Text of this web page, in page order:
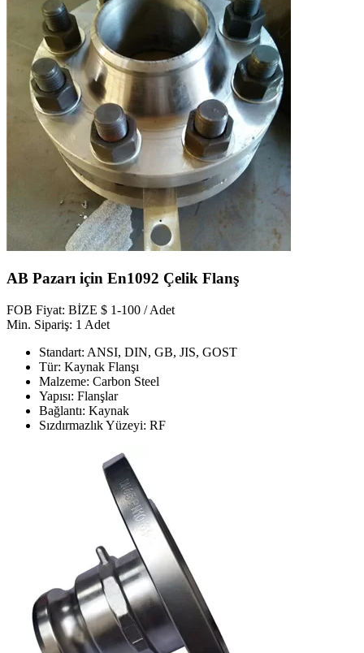
AB Pazarı için En1092 Çelik Flanş
FOB Fiyat: BİZE $ 1-100 / Adet
Min. Sipariş: 1 Adet
Standart: ANSI, DIN, GB, JIS, GOST
Tür: Kaynak Flanşı
Malzeme: Carbon Steel
Yapısı: Flanşlar
Bağlantı: Kaynak
Sızdırmazlık Yüzeyi: RF